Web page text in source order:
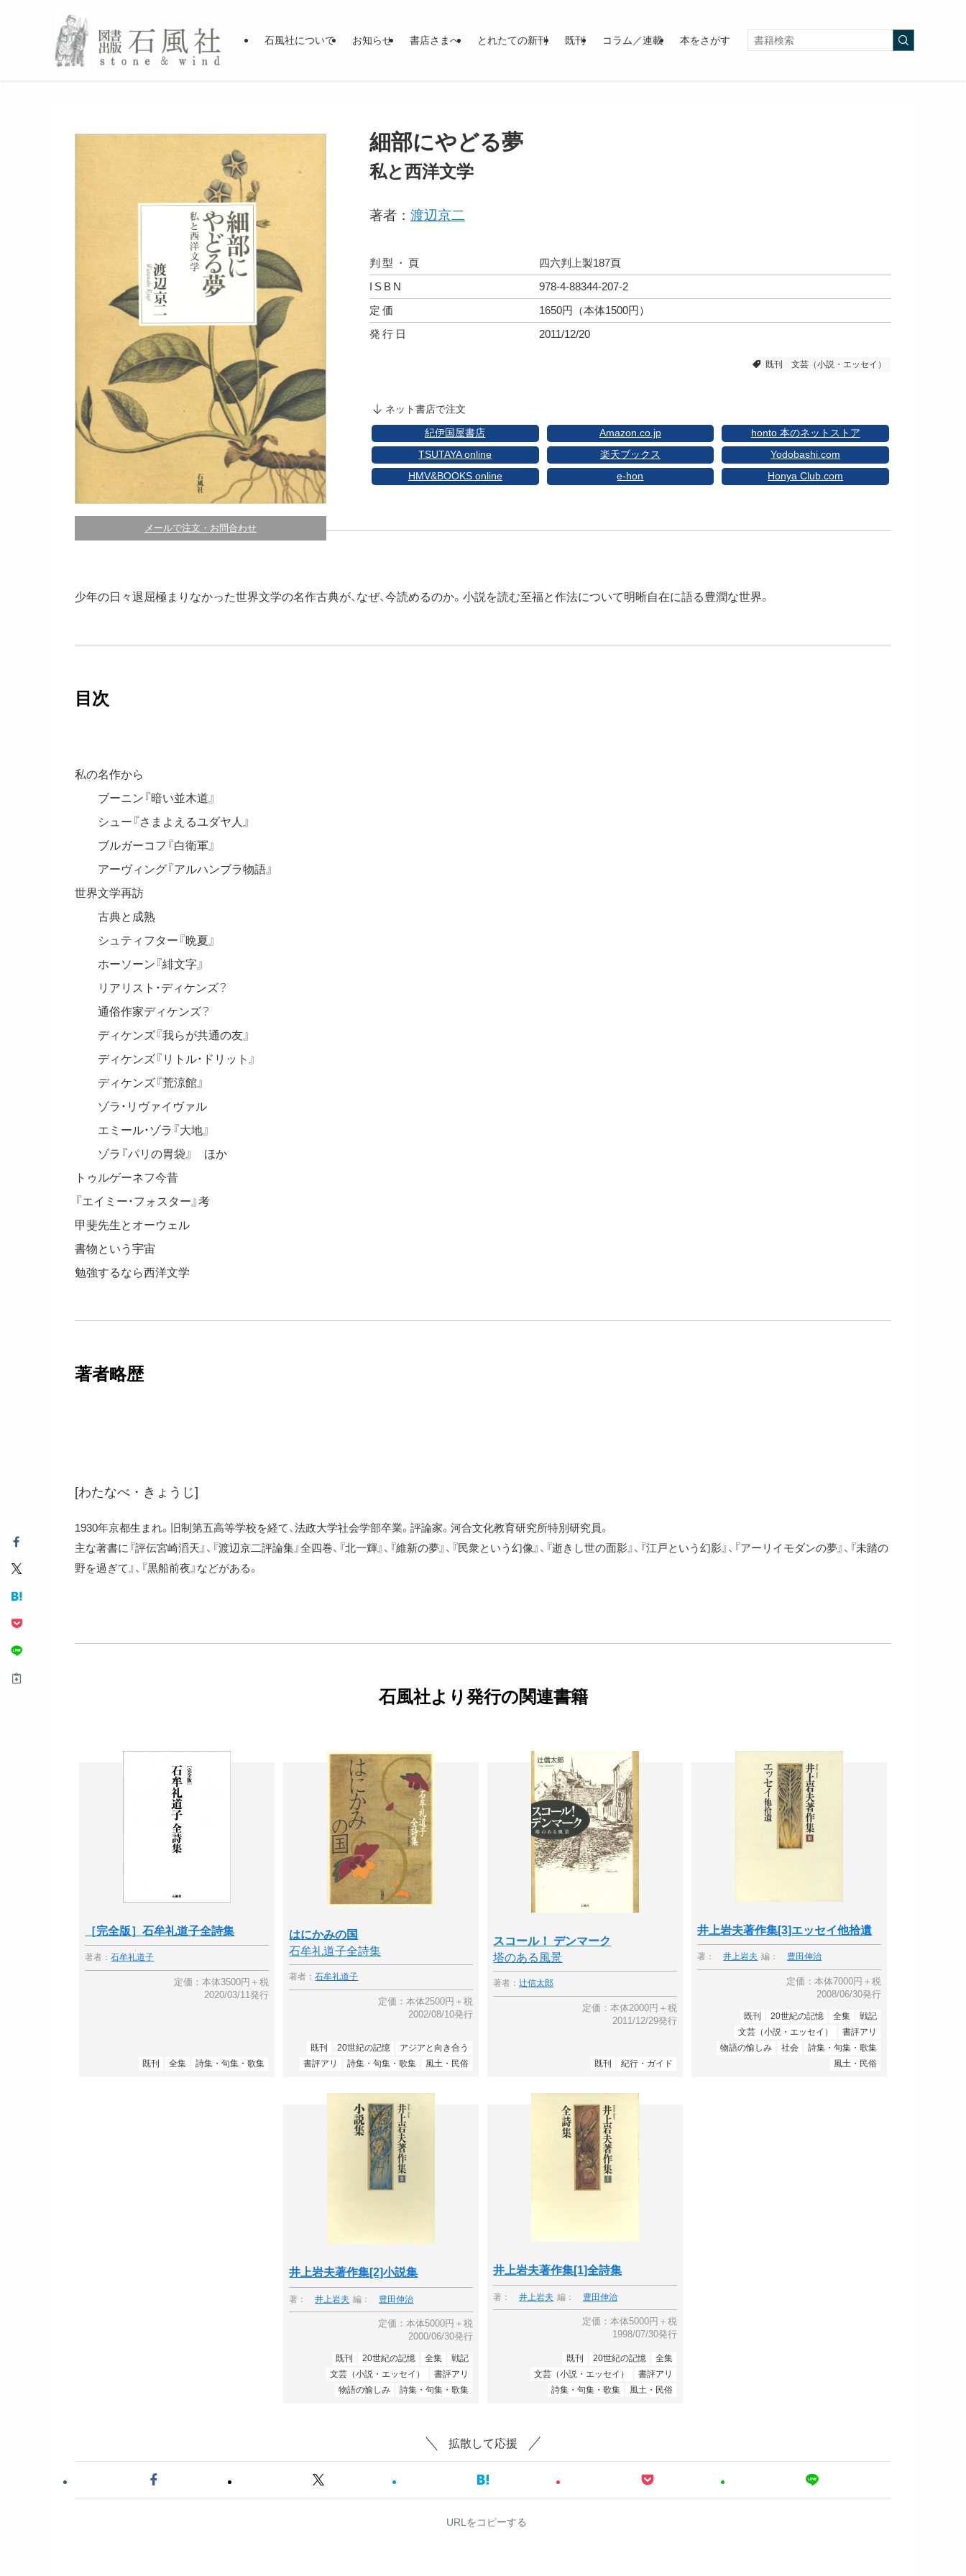
石風社について お知らせ 書店さまへ とれたての新刊 既刊 コラム／連載 本をさがす
細部にやどる夢
私と西洋文学
メールで注文・お問合わせ
著者： 渡辺京二
判型・頁
四六判上製187頁
ISBN
978-4-88344-207-2
定価
1650円（本体1500円）
発行日
2011/12/20
既刊 文芸（小説・エッセイ）
ネット書店で注文
紀伊国屋書店 Amazon.co.jp
honto 本のネットストア
TSUTAYA online
楽天ブックス
Yodobashi.com
HMV&BOOKS online
e-hon Honya Club.com
少年の日々退屈極まりなかった世界文学の名作古典が、なぜ、今読めるのか。小説を読む至福と作法について明晰自在に語る豊潤な世界。
目次
私の名作から
ブーニン『暗い並木道』
シュー『さまよえるユダヤ人』
ブルガーコフ『白衛軍』
アーヴィング『アルハンブラ物語』
世界文学再訪
古典と成熟
シュティフター『晩夏』
ホーソーン『緋文字』
リアリスト・ディケンズ？
通俗作家ディケンズ？
ディケンズ『我らが共通の友』
ディケンズ『リトル・ドリット』
ディケンズ『荒涼館』
ゾラ・リヴァイヴァル
エミール・ゾラ『大地』
ゾラ『パリの胃袋』 ほか
トゥルゲーネフ今昔
『エイミー・フォスター』考
甲斐先生とオーウェル
書物という宇宙
勉強するなら西洋文学
著者略歴
[わたなべ・きょうじ]
1930年京都生まれ。旧制第五高等学校を経て、法政大学社会学部卒業。評論家。河合文化教育研究所特別研究員。
主な著書に『評伝宮崎滔天』、『渡辺京二評論集』全四巻、『北一輝』、『維新の夢』、『民衆という幻像』、『逝きし世の面影』、『江戸という幻影』、『アーリイモダンの夢』、『未踏の
野を過ぎて』、『黒船前夜』などがある。
石風社より発行の関連書籍
［完全版］石牟礼道子全詩集
著者：石牟礼道子
定価：本体3500円＋税
2020/03/11発行
既刊 全集 詩集・句集・歌集
はにかみの国
石牟礼道子全詩集
著者：石牟礼道子
定価：本体2500円＋税
2002/08/10発行
既刊 20世紀の記憶
アジアと向き合う
書評アリ
詩集・句集・歌集 風土・民俗
スコール！ デンマーク
塔のある風景
著者：辻信太郎
定価：本体2000円＋税
2011/12/29発行
既刊 紀行・ガイド
井上岩夫著作集[3]エッセイ他拾遺
著： 井上岩夫 編： 豊田伸治
定価：本体7000円＋税
2008/06/30発行
既刊 20世紀の記憶 全集
戦記
文芸（小説・エッセイ）
書評アリ
物語の愉しみ
社会
詩集・句集・歌集
風土・民俗
井上岩夫著作集[2]小説集
著： 井上岩夫 編： 豊田伸治
定価：本体5000円＋税
2000/06/30発行
既刊 20世紀の記憶 全集
戦記
文芸（小説・エッセイ）
書評アリ
物語の愉しみ
詩集・句集・歌集
井上岩夫著作集[1]全詩集
著： 井上岩夫 編： 豊田伸治
定価：本体5000円＋税
1998/07/30発行
既刊 20世紀の記憶
全集
文芸（小説・エッセイ）
書評アリ
詩集・句集・歌集
風土・民俗
拡散して応援
URLをコピーする